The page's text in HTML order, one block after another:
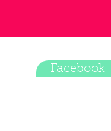
Facebook